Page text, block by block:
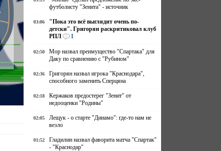
футболисту "Зенита" - источник
03:06
"Пока это всё выглядит очень по-
детски". Григорян раскритиковал клуб
РПЛ
1
02:50
Мор назвал преимущество "Спартака" для
Даку по сравнению с "Рубином"
02:36
Григорян назвал игрока "Краснодара",
способного заменить Сперцяна
02:18
Кержаков предостерег "Зенит" от
недооценки "Родины"
02:05
Лещук - о старте "Динамо": где-то нам не
везло
01:52
Гладилин назвал фаворита матча "Спартак"
- "Краснодар"